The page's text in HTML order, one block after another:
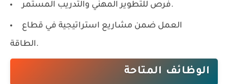
فرص للتطوير المهني والتدريب المستمر.
العمل ضمن مشاريع استراتيجية في قطاع
الطاقة.
الوظائف المتاحة